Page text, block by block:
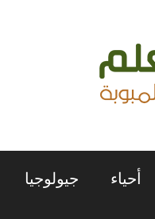
أحياء جيولوجيا